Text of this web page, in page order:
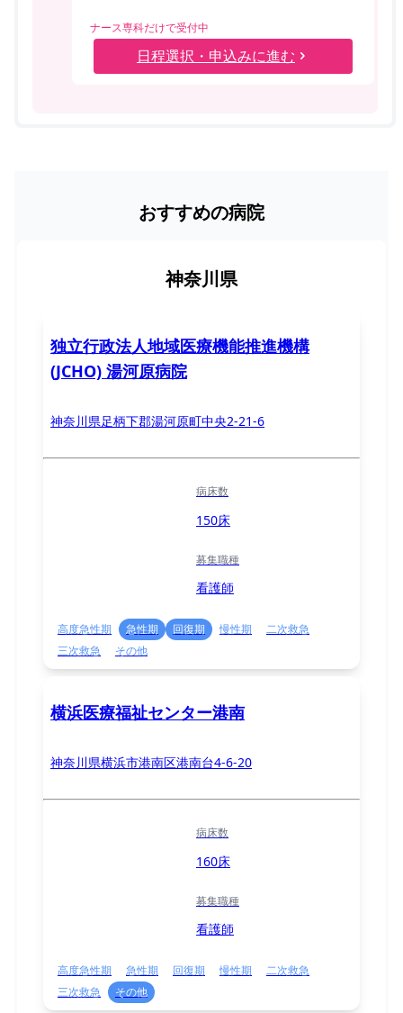
ナース専科だけで受付中
日程選択・申込みに進む
おすすめの病院
神奈川県
独立行政法人地域医療機能推進機構
(JCHO) 湯河原病院
神奈川県足柄下郡湯河原町中央2-21-6
病床数
150床
募集職種
看護師
高度急性期 急性期 回復期 慢性期
二次救急
三次救急
その他
横浜医療福祉センター港南
神奈川県横浜市港南区港南台4-6-20
病床数
160床
募集職種
看護師
高度急性期 急性期 回復期 慢性期
二次救急
三次救急
その他